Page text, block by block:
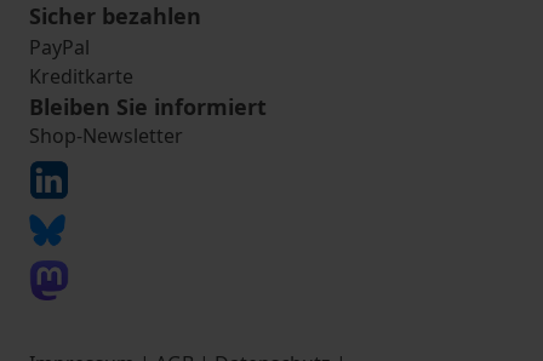
Sicher bezahlen
PayPal
Kreditkarte
Bleiben Sie informiert
Shop-Newsletter